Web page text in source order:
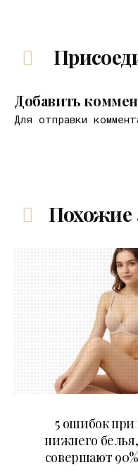
Добавить
Для отправки
Похожие
5 ошибок
нижнего
совершают